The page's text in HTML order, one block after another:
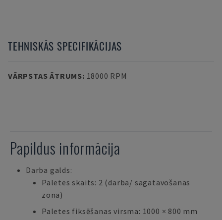
TEHNISKĀS SPECIFIKĀCIJAS
VĀRPSTAS ĀTRUMS: 18000 RPM
Papildus informācija
Darba galds:
Paletes skaits: 2 (darba/ sagatavošanas
zona)
Paletes fiksēšanas virsma: 1000 × 800 mm